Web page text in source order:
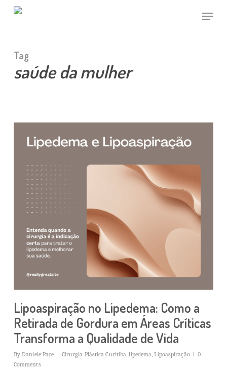
Menu
Tag
saúde da mulher
Lipoaspiração no Lipedema: Como a
Retirada de Gordura em Áreas Críticas
Transforma a Qualidade de Vida
By Daniele Pace Cirurgia Plástica Curitiba ,lipedema ,Lipoaspiração
0
Comments